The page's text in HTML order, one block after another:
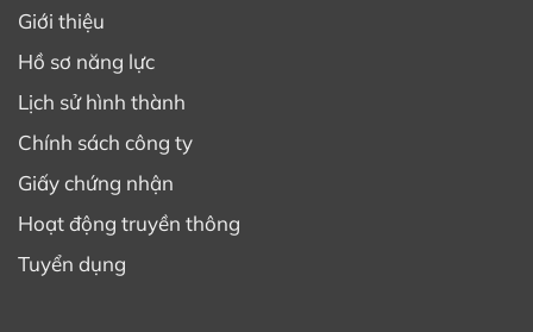
Giới thiệu
Hồ sơ năng lực
Lịch sử hình thành
Chính sách công ty
Giấy chứng nhận
Hoạt động truyền thông
Tuyển dụng